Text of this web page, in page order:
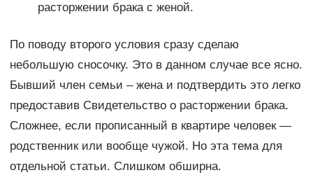
расторжении брака с женой.
По поводу второго условия сразу сделаю
небольшую сносочку. Это в данном случае все ясно.
Бывший член семьи – жена и подтвердить это легко
предоставив Свидетельство о расторжении брака.
Сложнее, если прописанный в квартире человек —
родственник или вообще чужой. Но эта тема для
отдельной статьи. Слишком обширна.